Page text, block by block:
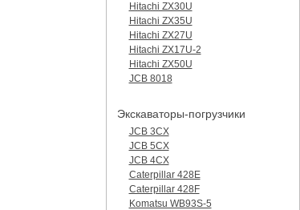
Hitachi ZX30U
Hitachi ZX35U
Hitachi ZX27U
Hitachi ZX17U-2
Hitachi ZX50U
JCB 8018
Экскаваторы-погрузчики
JCB 3CX
JCB 5CX
JCB 4CX
Caterpillar 428E
Caterpillar 428F
Komatsu WB93S-5